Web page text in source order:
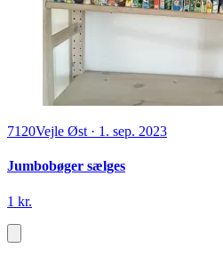
7120Vejle Øst · 1. sep. 2023
Jumbobøger sælges
1 kr.